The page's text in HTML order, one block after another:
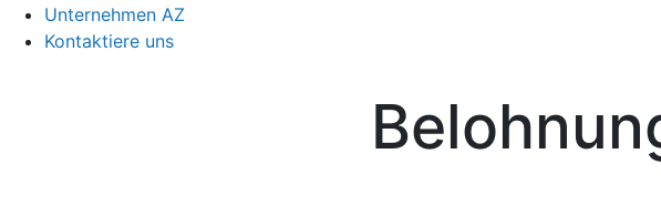
Unternehmen AZ
Kontaktiere uns